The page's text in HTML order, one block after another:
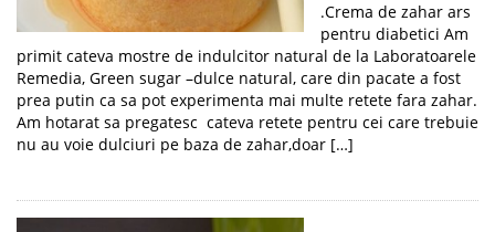
.Crema de zahar ars
pentru diabetici Am
primit cateva mostre de indulcitor natural de la Laboratoarele
Remedia, Green sugar –dulce natural, care din pacate a fost
prea putin ca sa pot experimenta mai multe retete fara zahar.
Am hotarat sa pregatesc cateva retete pentru cei care trebuie
nu au voie dulciuri pe baza de zahar,doar […]